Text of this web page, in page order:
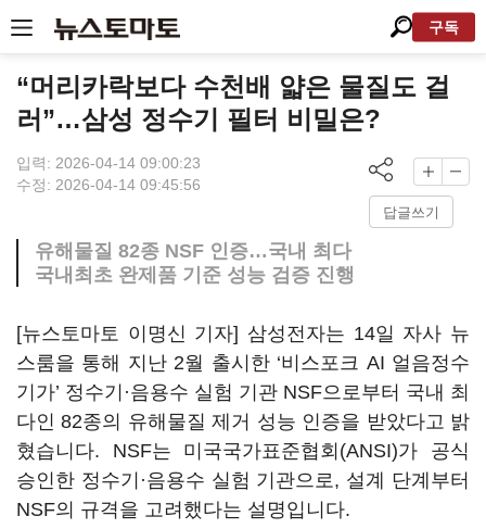
구독
“머리카락보다 수천배 얇은 물질도 걸
러”…삼성 정수기 필터 비밀은?
입력: 2026-04-14 09:00:23
수정: 2026-04-14 09:45:56
답글쓰기
유해물질 82종 NSF 인증…국내 최다
국내최초 완제품 기준 성능 검증 진행
[뉴스토마토 이명신 기자] 삼성전자는 14일 자사 뉴
스룸을 통해 지난 2월 출시한 ‘비스포크 AI 얼음정수
기가’ 정수기·음용수 실험 기관 NSF으로부터 국내 최
다인 82종의 유해물질 제거 성능 인증을 받았다고 밝
혔습니다. NSF는 미국국가표준협회(ANSI)가 공식
승인한 정수기·음용수 실험 기관으로, 설계 단계부터
NSF의 규격을 고려했다는 설명입니다.